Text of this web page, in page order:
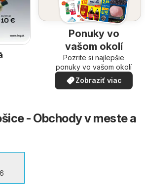
Ponuky vo
vašom okolí
Pozrite si najlepšie
ponuky vo vašom okolí
Zobraziť viac
- Obchody v meste a